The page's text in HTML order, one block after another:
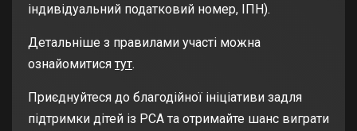
індивідуальний податковий номер, ІПН).
Детальніше з правилами участі можна
ознайомитися тут.
Приєднуйтеся до благодійної ініціативи задля
підтримки дітей із РСА та отримайте шанс виграти